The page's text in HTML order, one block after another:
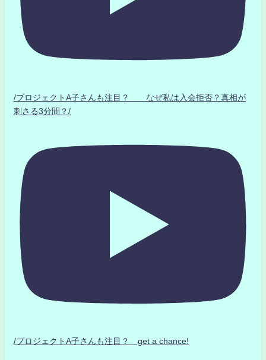
/プロジェクトA子さんも注目？ なぜ私は入会拒否？真相が
刺さる3分間？/
/プロジェクトA子さんも注目？ get a chance!